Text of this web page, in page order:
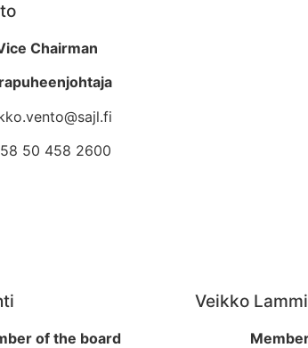
Chairman
50 458 2600
of the board
Veikko